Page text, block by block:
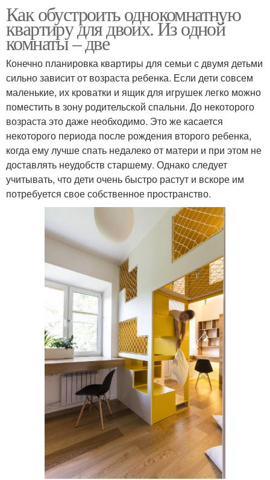
Как обустроить однокомнатную
квартиру для двоих. Из одной
комнаты – две
Конечно планировка квартиры для семьи с двумя детьми
сильно зависит от возраста ребенка. Если дети совсем
маленькие, их кроватки и ящик для игрушек легко можно
поместить в зону родительской спальни. До некоторого
возраста это даже необходимо. Это же касается
некоторого периода после рождения второго ребенка,
когда ему лучше спать недалеко от матери и при этом не
доставлять неудобств старшему. Однако следует
учитывать, что дети очень быстро растут и вскоре им
потребуется свое собственное пространство.